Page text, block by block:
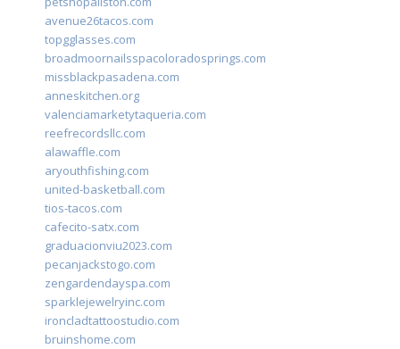
avenue26tacos.com
topgglasses.com
broadmoornailsspacoloradosprings.com
missblackpasadena.com
anneskitchen.org
valenciamarketytaqueria.com
reefrecordsllc.com
alawaffle.com
aryouthfishing.com
united-basketball.com
tios-tacos.com
cafecito-satx.com
graduacionviu2023.com
pecanjackstogo.com
zengardendayspa.com
sparklejewelryinc.com
ironcladtattoostudio.com
bruinshome.com